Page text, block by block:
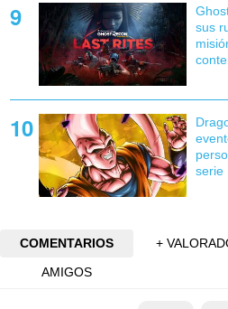
sus
serie
COMENTARIOS +
AMIGOS